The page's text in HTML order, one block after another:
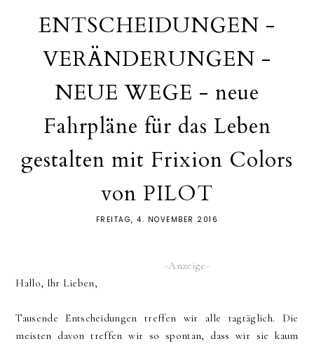
ENTSCHEIDUNGEN -
VERÄNDERUNGEN -
NEUE WEGE - neue
Fahrpläne für das Leben
gestalten mit Frixion Colors
von PILOT
FREITAG, 4. NOVEMBER 2016
-Anzeige-
Hallo, Ihr Lieben,
Tausende Entscheidungen treffen wir alle tagtäglich. Die
meisten davon treffen wir so spontan, dass wir sie kaum